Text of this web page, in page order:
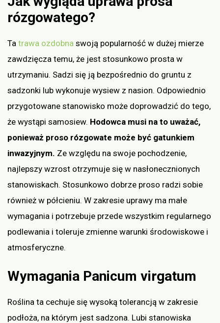
rózgowatego?
Ta trawa ozdobna swoją popularność w dużej mierze
zawdzięcza temu, że jest stosunkowo prosta w
utrzymaniu. Sadzi się ją bezpośrednio do gruntu z
sadzonki lub wykonuje wysiew z nasion. Odpowiednio
przygotowane stanowisko może doprowadzić do tego,
że wystąpi samosiew. Hodowca musi na to uważać,
ponieważ proso rózgowate może być gatunkiem
inwazyjnym. Ze względu na swoje pochodzenie,
najlepszy wzrost otrzymuje się w nasłonecznionych
stanowiskach. Stosunkowo dobrze proso radzi sobie
również w półcieniu. W zakresie uprawy ma małe
wymagania i potrzebuje przede wszystkim regularnego
podlewania i toleruje zmienne warunki środowiskowe i
atmosferyczne.
Wymagania Panicum virgatum
Roślina ta cechuje się wysoką tolerancją w zakresie
podłoża, na którym jest sadzona. Lubi stanowiska